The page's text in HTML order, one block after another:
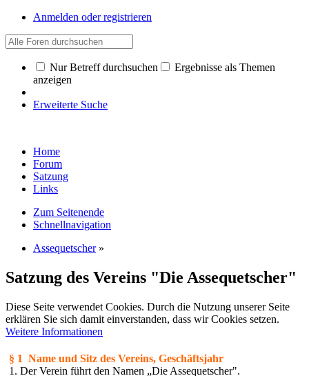
Anmelden oder registrieren
Nur Betreff durchsuchen
Ergebnisse als Themen
anzeigen
Erweiterte Suche
Home
Forum
Satzung
Links
Zum Seitenende
Schnellnavigation
Assequetscher »
Satzung des Vereins "Die Assequetscher"
Diese Seite verwendet Cookies. Durch die Nutzung unserer Seite
erklären Sie sich damit einverstanden, dass wir Cookies setzen.
Weitere Informationen
§ 1 Name und Sitz des Vereins, Geschäftsjahr
1. Der Verein führt den Namen „Die Assequetscher".